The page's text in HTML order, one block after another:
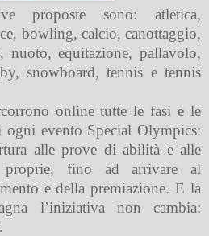
proposte sono: atletica,
bowling, calcio, canottaggio,
nuoto, equitazione, pallavolo,
snowboard, tennis e tennis
online tutte le fasi e le
ogni evento Special Olympics:
alle prove di abilità e alle
proprie, fino ad arrivare al
e della premiazione. E la
l’iniziativa non cambia: